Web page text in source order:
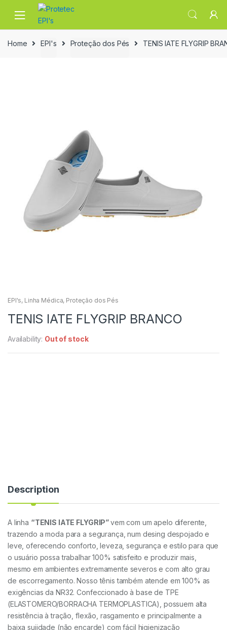
navigation
content
Home
EPI's Proteção dos Pés TENIS IATE FLYGRIP
EPI's, Linha Médica, Proteção dos Pés
TENIS IATE FLYGRIP BRANCO
Availability: Out of stock
Description
A linha “TENIS IATE FLYGRIP”vem com um apelo diferente,
trazendo a moda para a segurança, num desing despojado e
leve, oferecendo conforto, leveza, segurança e estilo para que
o usuário possa trabalhar 100% satisfeito e produzir mais,
mesmo em ambientes extremamente severos e com alto grau
de escorregamento. Nosso tênis também atende em 100% as
exigências da NR32. Confeccionado à base de TPE
(ELASTOMERO/BORRACHA TERMOPLASTICA), possuem alta
resistência à tração, flexão, rasgamento e principalmente a
baixa sujidade (não encarde) com fácil higienização